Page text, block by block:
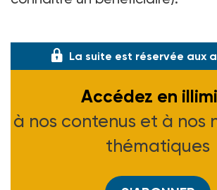
La suite est réservée aux
Accédez en
à nos contenus et à nos
thématiques